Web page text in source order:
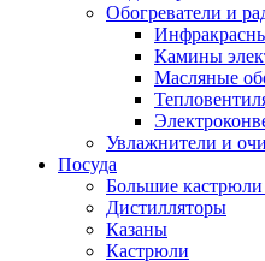
Обогреватели и
Камины
Масляные
Увлажнители и
Посуда
Большие
Дистилляторы
Казаны
Кастрюли